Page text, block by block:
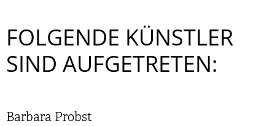
FOLGENDE KÜNSTLER
SIND AUFGETRETEN:
Barbara Probst